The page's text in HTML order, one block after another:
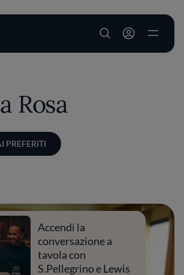
User account
Rosa
PREFERITI
Accendi la
conversazione a
tavola con
S.Pellegrino e Lewis